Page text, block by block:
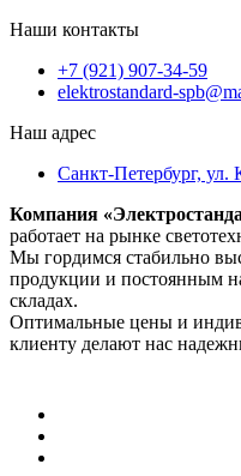
Наши контакты
+7 (921) 907-34-59
elektrostandard-
Наш адрес
Санкт-Петербург,
Компания
работает на рынке
Мы гордимся стабильно
продукции и постоянным
складах.
Оптимальные цены и
клиенту делают нас